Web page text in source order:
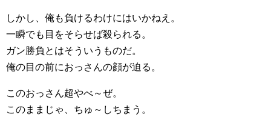
しかし、俺も負けるわけにはいかねえ。
一瞬でも目をそらせば殺られる。
ガン勝負とはそういうものだ。
俺の目の前におっさんの顔が迫る。
このおっさん超やべ～ぜ。
このままじゃ、ちゅ～しちまう。